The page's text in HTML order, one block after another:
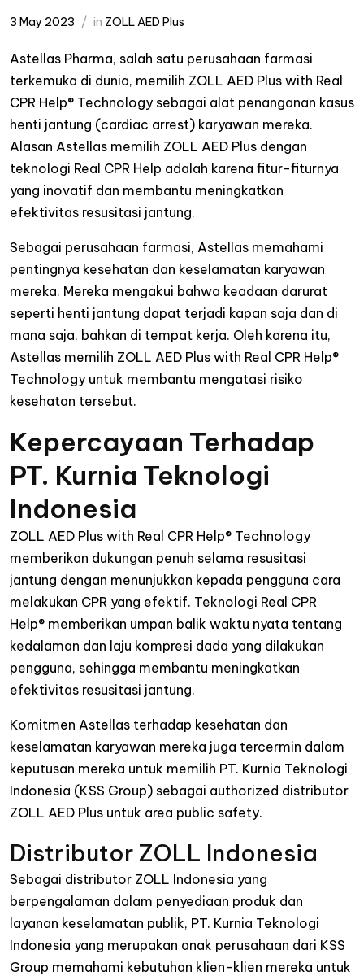
3 May 2023 in ZOLL AED Plus
Astellas Pharma, salah satu perusahaan farmasi
terkemuka di dunia, memilih ZOLL AED Plus with Real
CPR Help® Technology sebagai alat penanganan kasus
henti jantung (cardiac arrest) karyawan mereka.
Alasan Astellas memilih ZOLL AED Plus dengan
teknologi Real CPR Help adalah karena fitur-fiturnya
yang inovatif dan membantu meningkatkan
efektivitas resusitasi jantung.
Sebagai perusahaan farmasi, Astellas memahami
pentingnya kesehatan dan keselamatan karyawan
mereka. Mereka mengakui bahwa keadaan darurat
seperti henti jantung dapat terjadi kapan saja dan di
mana saja, bahkan di tempat kerja. Oleh karena itu,
Astellas memilih ZOLL AED Plus with Real CPR Help®
Technology untuk membantu mengatasi risiko
kesehatan tersebut.
Kepercayaan Terhadap
PT. Kurnia Teknologi
Indonesia
ZOLL AED Plus with Real CPR Help® Technology
memberikan dukungan penuh selama resusitasi
jantung dengan menunjukkan kepada pengguna cara
melakukan CPR yang efektif. Teknologi Real CPR
Help® memberikan umpan balik waktu nyata tentang
kedalaman dan laju kompresi dada yang dilakukan
pengguna, sehingga membantu meningkatkan
efektivitas resusitasi jantung.
Komitmen Astellas terhadap kesehatan dan
keselamatan karyawan mereka juga tercermin dalam
keputusan mereka untuk memilih PT. Kurnia Teknologi
Indonesia (KSS Group) sebagai authorized distributor
ZOLL AED Plus untuk area public safety.
Distributor ZOLL Indonesia
Sebagai distributor ZOLL Indonesia yang
berpengalaman dalam penyediaan produk dan
layanan keselamatan publik, PT. Kurnia Teknologi
Indonesia yang merupakan anak perusahaan dari KSS
Group memahami kebutuhan klien-klien mereka untuk